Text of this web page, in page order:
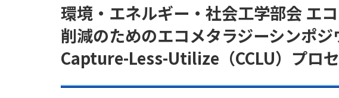
環境・エネルギー・社会工学部会 エ
削減のためのエコメタラジーシンポ
Capture-Less-Utilize（CCLU）プロ